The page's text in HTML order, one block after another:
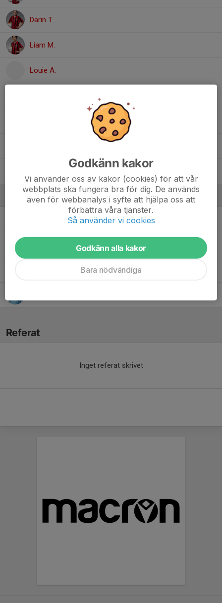
Darin T.
Liam M.
Louie A.
Ledare
Kim Fai KokTränare
Mathias AnderssonTränare
Rodrigo RamosTränare
Referat
Inget referat skrivet
Godkänn kakor
Vi använder oss av kakor (cookies) för att vår
webbplats ska fungera bra för dig. De används
även för webbanalys i syfte att hjälpa oss att
förbättra våra tjänster.
Så använder vi cookies
Godkänn alla kakor
Bara nödvändiga